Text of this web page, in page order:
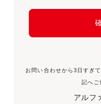
お問い合わせから3日すぎ
記へご
アルフ